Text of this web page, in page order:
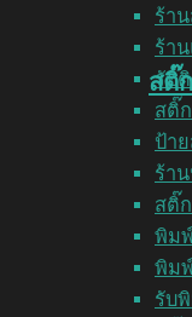
ร้า
ร้า
รับ
สติ๊
ป้า
ร้า
สติ๊
พิม
พิม
รับ
สติ๊